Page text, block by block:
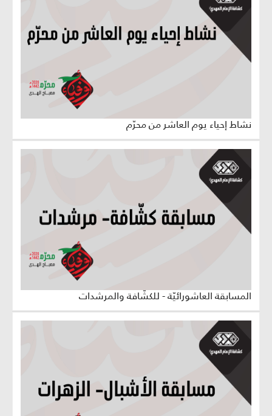
نشاط إحياء يوم العاشر من محرّم
المسابقة العاشورائيّة - للكشّافة والمرشدات